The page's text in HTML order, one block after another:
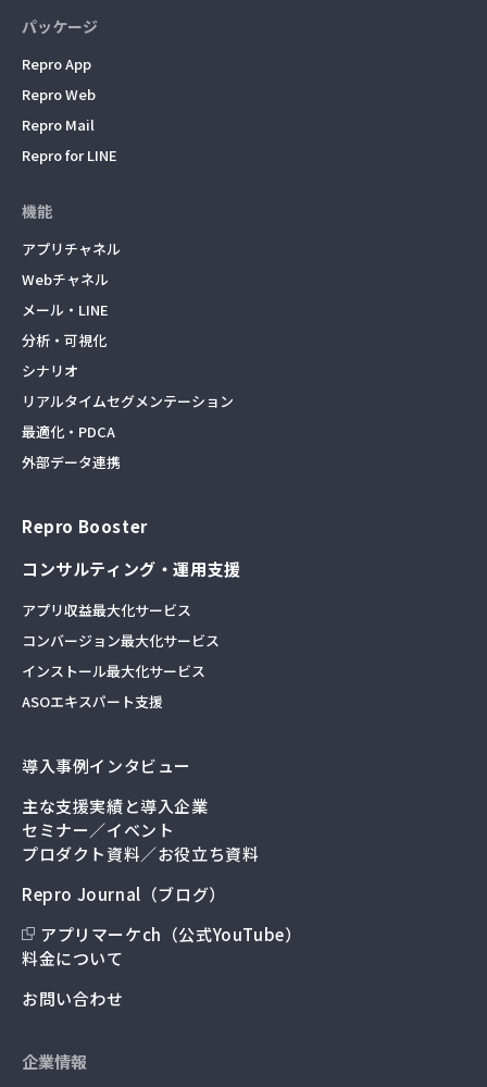
パッケージ
Repro App
Repro Web
Repro Mail
Repro for LINE
機能
アプリチャネル
Webチャネル
メール・LINE
分析・可視化
シナリオ
リアルタイムセグメンテーション
最適化・PDCA
外部データ連携
Repro Booster
コンサルティング・運用支援
アプリ収益最大化サービス
コンバージョン最大化サービス
インストール最大化サービス
ASOエキスパート支援
導入事例インタビュー
主な支援実績と導入企業
セミナー／イベント
プロダクト資料／お役立ち資料
Repro Journal（ブログ）
アプリマーケch（公式YouTube）
料金について
お問い合わせ
企業情報